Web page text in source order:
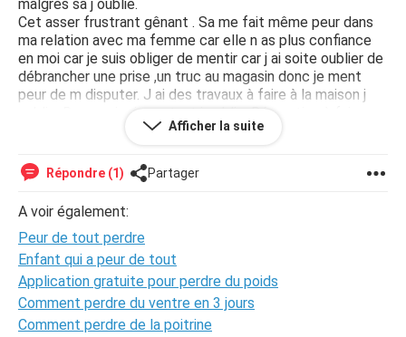
malgres sa j oublie.
Cet asser frustrant gênant . Sa me fait même peur dans
ma relation avec ma femme car elle n as plus confiance
en moi car je suis obliger de mentir car j ai soite oublier de
débrancher une prise ,un truc au magasin donc je ment
peur de m disputer. J ai des travaux à faire à la maison j
oublie. Des papier important j oublie. Réparation à faire sur
ma voiture j oublie. Même pour parler j ai du mal j ai
pas un lien avec sa .et j en passe des plus grave....soit vers
quoi ou qui je pourrais me retourner svp merci à ts et
bonne soirée. Regarder sa fait 5 min je voulais modifier et j
ai oublier quoi
Afficher la suite
Répondre (1) Partager
A voir également:
Peur de tout perdre
Enfant qui a peur de tout
Application gratuite pour perdre du poids
Comment perdre du ventre en 3 jours
Comment perdre de la poitrine